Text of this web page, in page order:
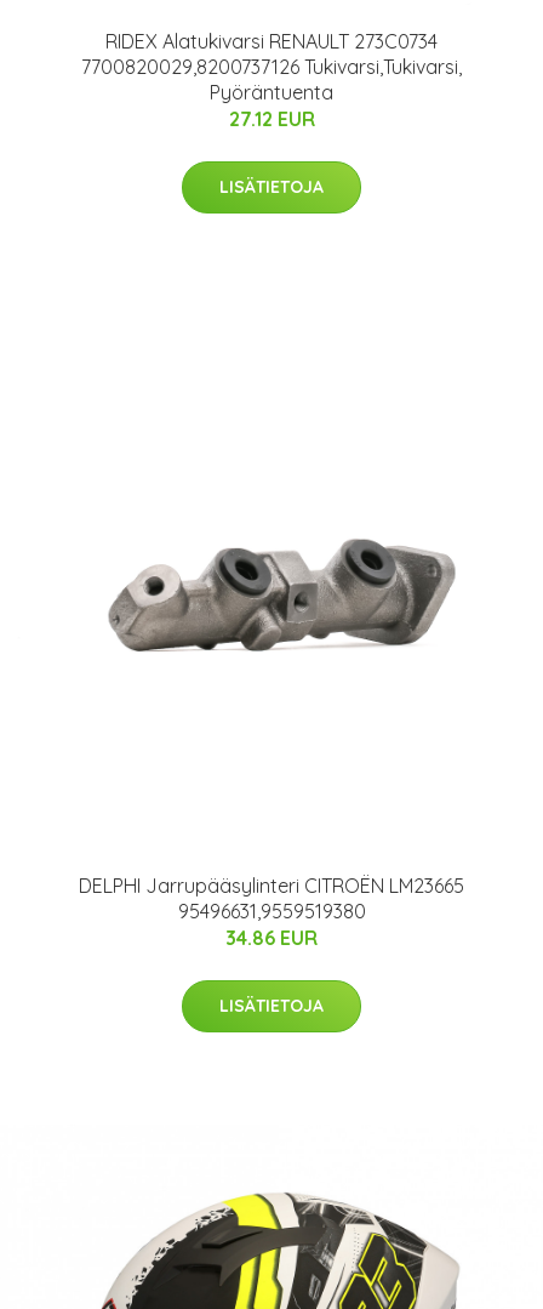
RIDEX Alatukivarsi RENAULT 273C0734
7700820029,8200737126 Tukivarsi,Tukivarsi,
Pyöräntuenta
27.12 EUR
LISÄTIETOJA
DELPHI Jarrupääsylinteri CITROËN LM23665
95496631,9559519380
34.86 EUR
LISÄTIETOJA